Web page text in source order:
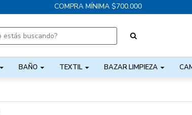
COMPRA MÍNIMA $700.000
BAÑO TEXTIL BAZAR LIMPIEZA